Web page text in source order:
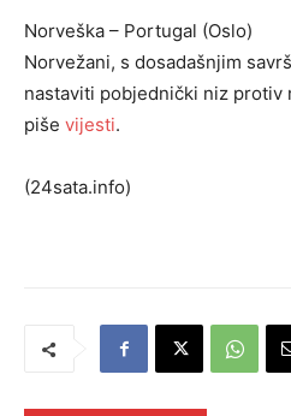
Norveška – Portugal (Oslo)
Norvežani, s dosadašnjim
nastaviti pobjednički niz protiv
piše vijesti.
(24sata.info)